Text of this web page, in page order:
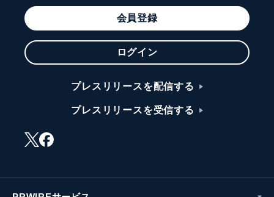
会員登録
ログイン
プレスリリースを配信する
プレスリリースを受信する